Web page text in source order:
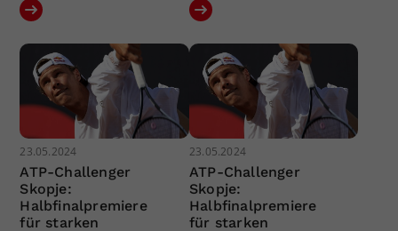
23.05.2024
ATP-Challenger
Skopje:
Halbfinalpremiere
für starken
23.05.2024
ATP-Challenger
Skopje:
Halbfinalpremiere
für starken